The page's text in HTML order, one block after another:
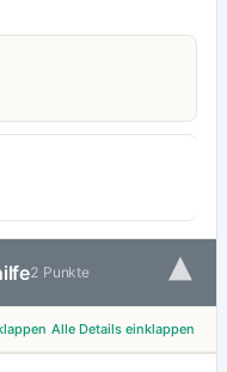
2 Punkte ▾
Alle Details einklappen